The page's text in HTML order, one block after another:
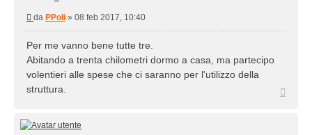
Messaggio
da PPoli » 08 feb 2017, 10:40
Per me vanno bene tutte tre.
Abitando a trenta chilometri dormo a casa, ma partecipo
volentieri alle spese che ci saranno per l'utilizzo della
struttura.